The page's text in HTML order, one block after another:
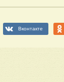
Вконтакте